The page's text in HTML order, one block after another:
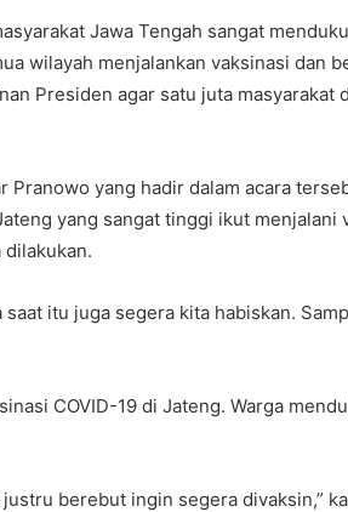
Jawa Tengah sangat
wilayah menjalankan vaksinasi dan
Presiden agar satu juta masyarakat
Pranowo yang hadir dalam acara
yang sangat tinggi ikut menjalani
itu juga segera kita habiskan.
COVID-19 di Jateng. Warga
berebut ingin segera divaksin,”